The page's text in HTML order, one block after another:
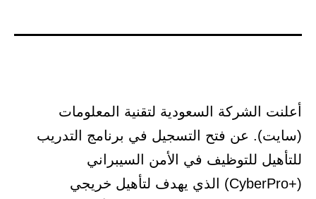
أعلنت الشركة السعودية لتقنية المعلومات
(سايت). عن فتح التسجيل في برنامج التدريب
للتأهيل للتوظيف في الأمن السيبراني
(+CyberPro) الذي يهدف لتأهيل خريجي